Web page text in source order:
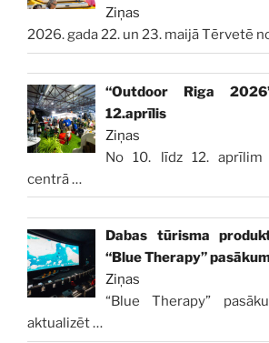
Ziņas
2026. gada 22. un 23. maijā Tērvetē
“Outdoor Riga
12.aprīlis
Ziņas
No 10. līdz 12. aprīlim
centrā…
Dabas tūrisma
“Blue Therapy”
Ziņas
“Blue Therapy”
aktualizēt…